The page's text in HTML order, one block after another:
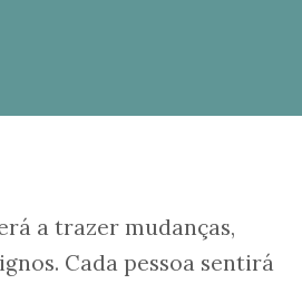
a trazer mudanças,
Cada pessoa sentirá